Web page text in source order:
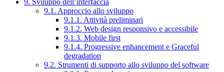
9.1. Approccio allo sviluppo
9.1.1. Attività preliminari
9.1.2. Web design responsivo e accessibile
9.1.3. Mobile first
9.1.4. Progressive enhancement e Graceful
degradation
9.2. Strumenti di supporto allo sviluppo del software